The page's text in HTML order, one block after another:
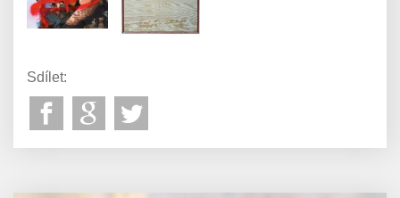
Sdílet: